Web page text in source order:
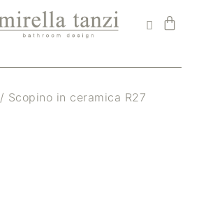
/ Scopino in ceramica R27